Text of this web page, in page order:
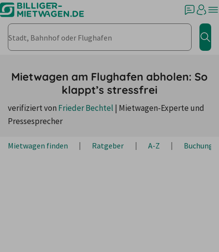
Stadt, Bahnhof oder Flughafen
Mietwagen am Flughafen abholen: So
klappt’s stressfrei
verifiziert von Frieder Bechtel | Mietwagen-Experte und
Pressesprecher
Mietwagen finden Ratgeber A-Z Buchung